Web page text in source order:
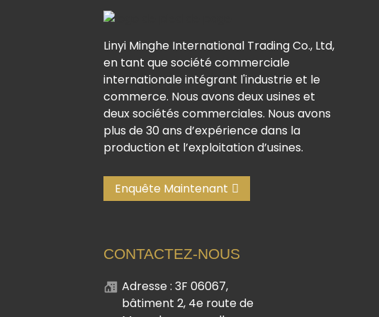
Linyi Minghe International Trading Co., Ltd,
en tant que société commerciale
internationale intégrant l'industrie et le
commerce. Nous avons deux usines et
deux sociétés commerciales. Nous avons
plus de 30 ans d’expérience dans la
production et l’exploitation d’usines.
Enquête Maintenant
CONTACTEZ-NOUS
Adresse : 3F 06067,
bâtiment 2, 4e route de